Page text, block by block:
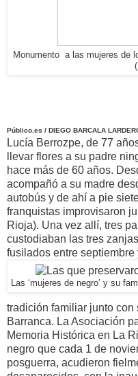
Monumento a las mujeres de
Público.es / DIEGO BARCALA
Lucía Berrozpe, de 77
llevar flores a su padre
hace más de 60 años.
acompañó a su madre
autobús y de ahí a pie
franquistas improvisaron
Rioja). Una vez allí, tres
custodiaban las tres
fusilados entre
Las ‘mujeres de negro’ y su
tradición familiar junto con
Barranca. La Asociación
Memoria Histórica en La
negro que cada 1 de
posguerra, acudieron